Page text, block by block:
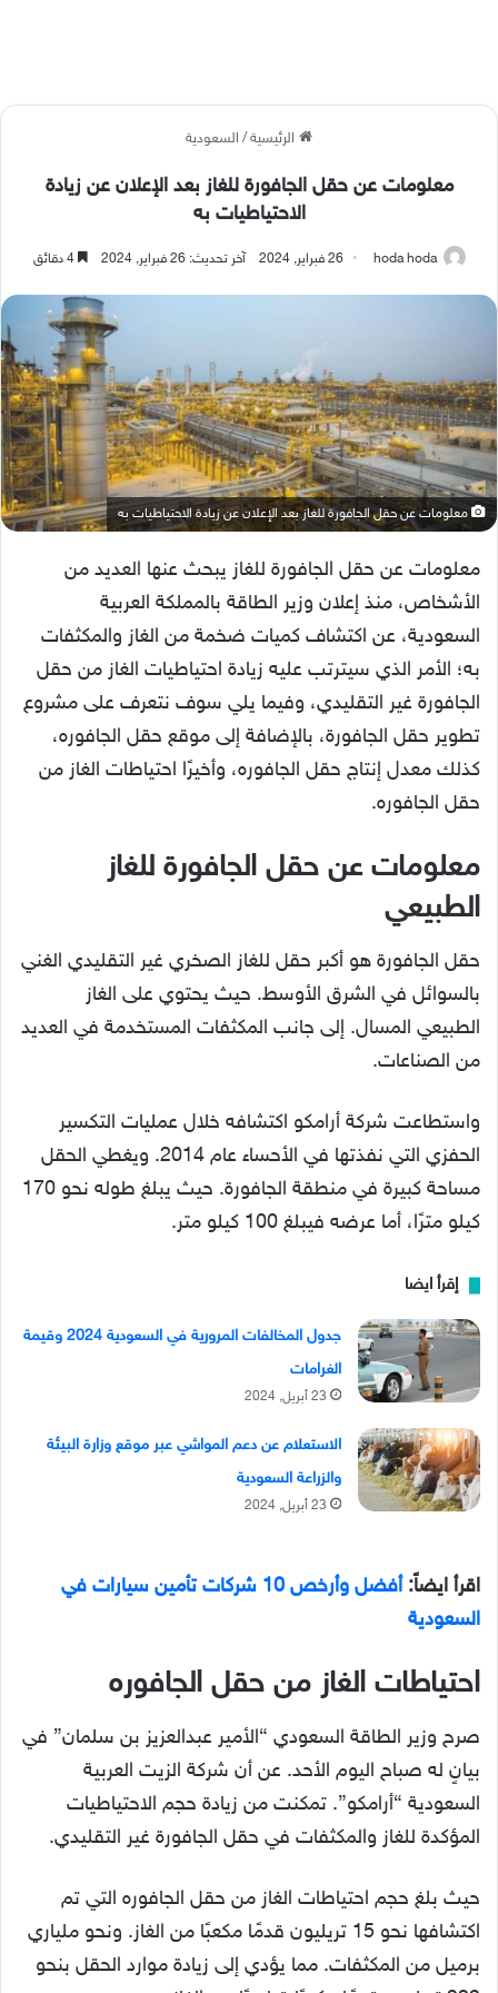
الرئيسية/ السعودية
معلومات عن حقل الجافورة للغاز بعد الإعلان عن زيادة
الاحتياطيات به
hoda hoda 26 فبراير, 2024 آخر تحديث: 26 فبراير, 2024 4 دقائق
معلومات عن حقل الجافورة للغاز بعد الإعلان عن زيادة الاحتياطيات به
معلومات عن حقل الجافورة للغاز يبحث عنها العديد من
الأشخاص، منذ إعلان وزير الطاقة بالمملكة العربية
السعودية، عن اكتشاف كميات ضخمة من الغاز والمكثفات
به؛ الأمر الذي سيترتب عليه زيادة احتياطيات الغاز من حقل
الجافورة غير التقليدي، وفيما يلي سوف نتعرف على مشروع
تطوير حقل الجافورة، بالإضافة إلى موقع حقل الجافوره،
كذلك معدل إنتاج حقل الجافوره، وأخيرًا احتياطات الغاز من
حقل الجافوره.
معلومات عن حقل الجافورة للغاز
الطبيعي
حقل الجافورة هو أكبر حقل للغاز الصخري غير التقليدي الغني
بالسوائل في الشرق الأوسط. حيث يحتوي على الغاز
الطبيعي المسال. إلى جانب المكثفات المستخدمة في العديد
من الصناعات.
واستطاعت شركة أرامكو اكتشافه خلال عمليات التكسير
الحفزي التي نفذتها في الأحساء عام 2014. ويغطي الحقل
مساحة كبيرة في منطقة الجافورة. حيث يبلغ طوله نحو 170
كيلو مترًا، أما عرضه فيبلغ 100 كيلو متر.
إقرأ ايضا
جدول المخالفات المرورية في السعودية 2024 وقيمة
الغرامات
23 أبريل, 2024
الاستعلام عن دعم المواشي عبر موقع وزارة البيئة
والزراعة السعودية
23 أبريل, 2024
اقرأ ايضاً:
أفضل وأرخص 10 شركات تأمين سيارات في
السعودية
احتياطات الغاز من حقل الجافوره
صرح وزير الطاقة السعودي “الأمير عبدالعزيز بن سلمان” في
بيانٍ له صباح اليوم الأحد. عن أن شركة الزيت العربية
السعودية “أرامكو”. تمكنت من زيادة حجم الاحتياطيات
المؤكدة للغاز والمكثفات في حقل الجافورة غير التقليدي.
حيث بلغ حجم احتياطات الغاز من حقل الجافوره التي تم
اكتشافها نحو 15 تريليون قدمًا مكعبًا من الغاز. ونحو ملياري
برميل من المكثفات. مما يؤدي إلى زيادة موارد الحقل بنحو